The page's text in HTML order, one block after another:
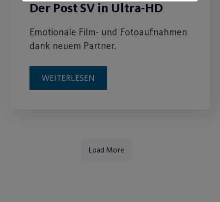
Der Post SV in Ultra-HD
Emotionale Film- und Fotoaufnahmen
dank neuem Partner.
WEITERLESEN
Load More